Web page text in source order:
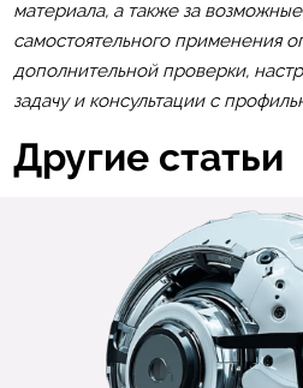
материала, а также за
самостоятельного применения
дополнительной проверки,
задачу и консультации с
Другие статьи